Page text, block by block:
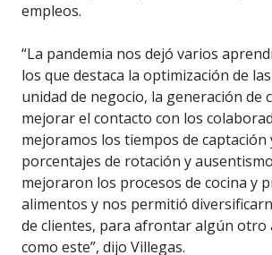
empleos.
“La pandemia nos dejó varios
los que destaca la optimización de
unidad de negocio, la generación de
mejorar el contacto con los
mejoramos los tiempos de captación
porcentajes de rotación y
mejoraron los procesos de cocina y
alimentos y nos permitió
de clientes, para afrontar algún otro
como este”, dijo Villegas.